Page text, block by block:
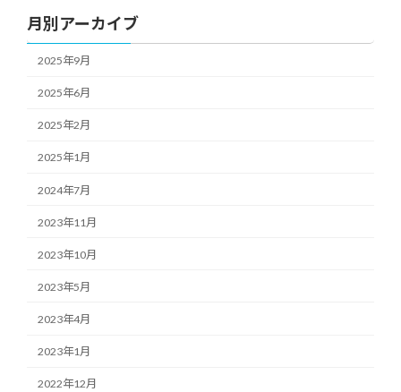
月別アーカイブ
2025年9月
2025年6月
2025年2月
2025年1月
2024年7月
2023年11月
2023年10月
2023年5月
2023年4月
2023年1月
2022年12月